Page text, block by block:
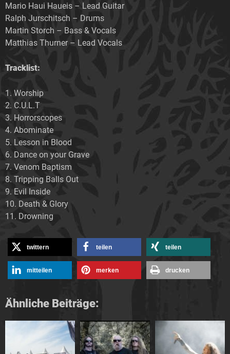
Mario Haui Haueis – Lead Guitar
Ralph Jurschitsch – Drums
Martin Storch – Bass & Vocals
Matthias Thurner – Lead Vocals
Tracklist:
1. Worship
2. C.U.L.T
3. Horrorscopes
4. Abominate
5. Lesson in Blood
6. Dance on your Grave
7. Venom Baptism
8. Tripping Balls Out
9. Evil Inside
10. Death & Glory
11. Drowning
twittern teilen teilen
mitteilen merken drucken
Ähnliche Beiträge: